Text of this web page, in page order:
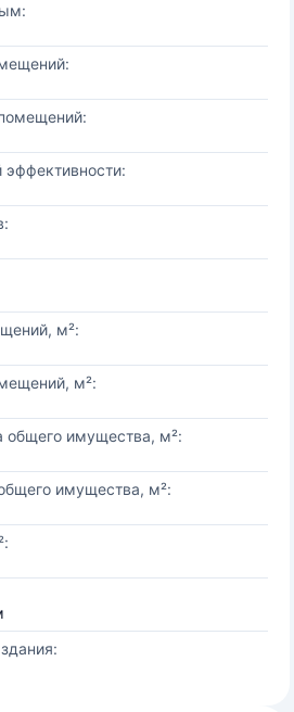
эффективности:
м²:
м²:
общего имущества, м²:
имущества, м²: